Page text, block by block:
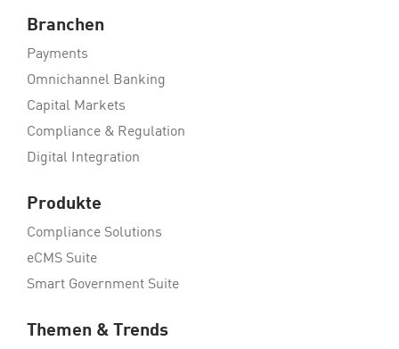
Branchen
Payments
Omnichannel Banking
Capital Markets
Compliance & Regulation
Digital Integration
Produkte
Compliance Solutions
eCMS Suite
Smart Government Suite
Themen & Trends